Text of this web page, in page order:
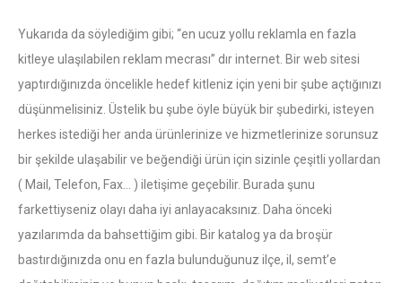
Yukarıda da söylediğim gibi; “en ucuz yollu reklamla en fazla
kitleye ulaşılabilen reklam mecrası” dır internet. Bir web sitesi
yaptırdığınızda öncelikle hedef kitleniz için yeni bir şube açtığınızı
düşünmelisiniz. Üstelik bu şube öyle büyük bir şubedirki, isteyen
herkes istediği her anda ürünlerinize ve hizmetlerinize sorunsuz
bir şekilde ulaşabilir ve beğendiği ürün için sizinle çeşitli yollardan
( Mail, Telefon, Fax… ) iletişime geçebilir. Burada şunu
farkettiyseniz olayı daha iyi anlayacaksınız. Daha önceki
yazılarımda da bahsettiğim gibi. Bir katalog ya da broşür
bastırdığınızda onu en fazla bulunduğunuz ilçe, il, semt’e